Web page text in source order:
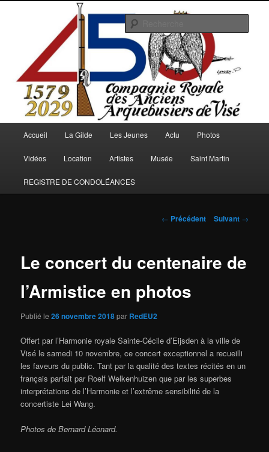
Arquebusiers.eu
Accueil La Gilde Les Jeunes Actu Photos
Vidéos Location Artistes Musée Saint Martin
REGISTRE DE CONDOLÉANCES
Navigation
← Précédent Suivant →
Le concert du centenaire de
l’Armistice en photos
Publié le26 novembre 2018par RedEU2
Offert par l’Harmonie royale Sainte-Cécile d’Eijsden à la ville de
Visé le samedi 10 novembre, ce concert exceptionnel a recueilli
les faveurs du public. Tant par la qualité des textes récités en un
français parfait par Roelf Welkenhuizen que par les superbes
interprétations de l’Harmonie et l’extrême sensibilité de la
concertiste Lei Wang.
Photos de Bernard Léonard.